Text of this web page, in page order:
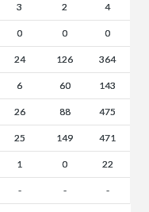
3 2 4
0 0 0
24 126 364
6 60 143
26 88 475
25 149 471
1 0 22
- - -